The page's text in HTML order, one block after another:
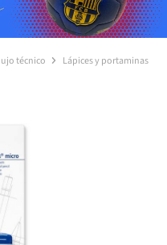
técnico Lápices y portaminas